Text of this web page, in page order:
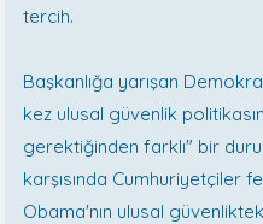
tercih.
Başkanlığa yarışan
kez ulusal güvenlik
gerektiğinden farklı" bir
karşısında Cumhuriyetçiler
Obama'nın ulusal